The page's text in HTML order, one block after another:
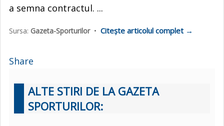
a semna contractul. ...
Sursa: Gazeta-Sporturilor• Citește articolul complet →
Share
ALTE STIRI DE LA GAZETA
SPORTURILOR: